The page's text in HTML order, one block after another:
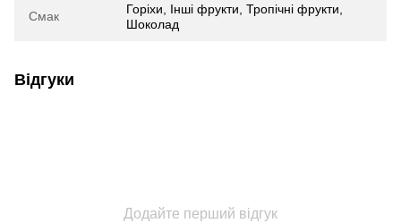
Смак
Горіхи, Інші фрукти, Тропічні фрукти,
Шоколад
Відгуки
Додайте перший відгук